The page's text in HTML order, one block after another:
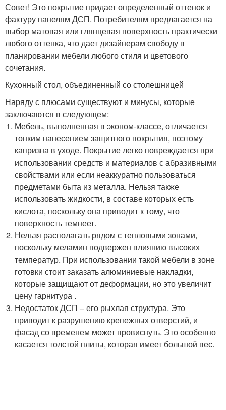
Совет! Это покрытие придает определенный оттенок и
фактуру панелям ДСП. Потребителям предлагается на
выбор матовая или глянцевая поверхность практически
любого оттенка, что дает дизайнерам свободу в
планировании мебели любого стиля и цветового
сочетания.
Кухонный стол, объединенный со столешницей
Наряду с плюсами существуют и минусы, которые
заключаются в следующем:
Мебель, выполненная в эконом-классе, отличается
тонким нанесением защитного покрытия, поэтому
капризна в уходе. Покрытие легко повреждается при
использовании средств и материалов с абразивными
свойствами или если неаккуратно пользоваться
предметами быта из металла. Нельзя также
использовать жидкости, в составе которых есть
кислота, поскольку она приводит к тому, что
поверхность темнеет.
Нельзя располагать рядом с тепловыми зонами,
поскольку меламин подвержен влиянию высоких
температур. При использовании такой мебели в зоне
готовки стоит заказать алюминиевые накладки,
которые защищают от деформации, но это увеличит
цену гарнитура .
Недостаток ДСП – его рыхлая структура. Это
приводит к разрушению крепежных отверстий, и
фасад со временем может провиснуть. Это особенно
касается толстой плиты, которая имеет большой вес.